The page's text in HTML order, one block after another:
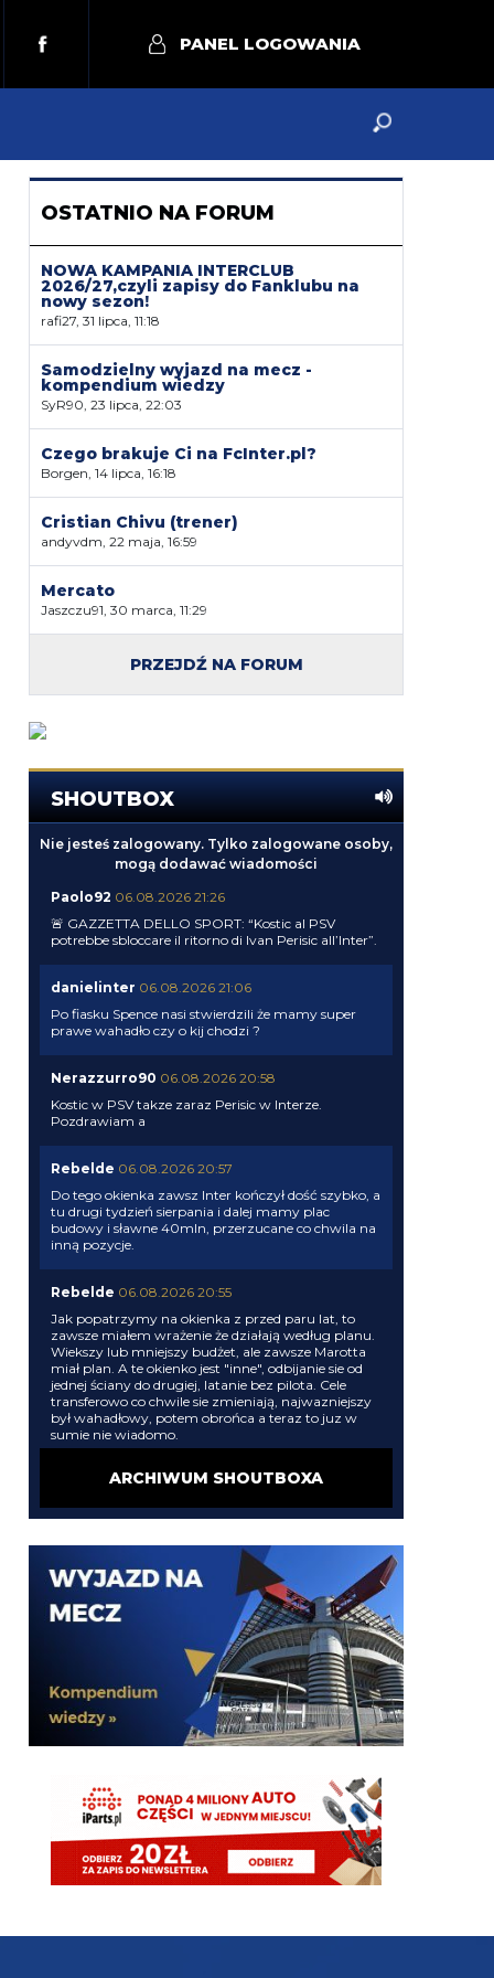
PANEL LOGOWANIA
OSTATNIO NA FORUM
NOWA KAMPANIA INTERCLUB
2026/27,czyli zapisy do Fanklubu na
nowy sezon!
rafi27, 31 lipca, 11:18
Samodzielny wyjazd na mecz -
kompendium wiedzy
SyR90, 23 lipca, 22:03
Czego brakuje Ci na FcInter.pl?
Borgen, 14 lipca, 16:18
Cristian Chivu (trener)
andyvdm, 22 maja, 16:59
Mercato
Jaszczu91, 30 marca, 11:29
PRZEJDŹ NA FORUM
SHOUTBOX
Nie jesteś zalogowany. Tylko zalogowane osoby,
mogą dodawać wiadomości
Paolo92 06.08.2026 21:26
🚨 GAZZETTA DELLO SPORT: “Kostic al PSV
potrebbe sbloccare il ritorno di Ivan Perisic all’Inter”.
danielinter 06.08.2026 21:06
Po fiasku Spence nasi stwierdzili że mamy super
prawe wahadło czy o kij chodzi ?
Nerazzurro90 06.08.2026 20:58
Kostic w PSV takze zaraz Perisic w Interze.
Pozdrawiam a
Rebelde 06.08.2026 20:57
Do tego okienka zawsz Inter kończył dość szybko, a
tu drugi tydzień sierpania i dalej mamy plac
budowy i sławne 40mln, przerzucane co chwila na
inną pozycje.
Rebelde 06.08.2026 20:55
Jak popatrzymy na okienka z przed paru lat, to
zawsze miałem wrażenie że działają według planu.
Wiekszy lub mniejszy budżet, ale zawsze Marotta
miał plan. A te okienko jest "inne", odbijanie sie od
jednej ściany do drugiej, latanie bez pilota. Cele
transferowo co chwile sie zmieniają, najwazniejszy
był wahadłowy, potem obrońca a teraz to juz w
sumie nie wiadomo.
Xucatlan 06.08.2026 20:22
Jakiej różnicy? Są pieniądze, to możesz mieć i 40
Tottenham. Nie ma pieniędzy, to nie kupujesz póki
nie sprzedasz. Nie ma żadnego mitycznego
blokowania miejsca.
Xucatlan
Cny 06.08.2026 17:26 jak nie czujesz pewnej
różnicy to twoja sprawa
El_Imprezatore
06.08.2026 20:21
w tym klubie za oaktree to prawie wszystko nie gra
martins2000
timon też tak myślałem coś tam nie gra..
Cyrax 06.08.2026 19:45
No wygląda to wszystko póki co jak jedna wielka
ARCHIWUM SHOUTBOXA